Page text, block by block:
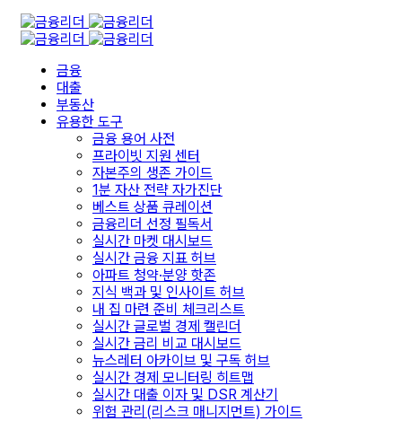
금융
대출
부동산
유용한 도구
금융 용어 사전
프라이빗 지원 센터
자본주의 생존 가이드
1분 자산 전략 자가진단
베스트 상품 큐레이션
금융리더 선정 필독서
실시간 마켓 대시보드
실시간 금융 지표 허브
아파트 청약·분양 핫존
지식 백과 및 인사이트 허브
내 집 마련 준비 체크리스트
실시간 글로벌 경제 캘린더
실시간 금리 비교 대시보드
뉴스레터 아카이브 및 구독 허브
실시간 경제 모니터링 히트맵
실시간 대출 이자 및 DSR 계산기
위험 관리(리스크 매니지먼트) 가이드